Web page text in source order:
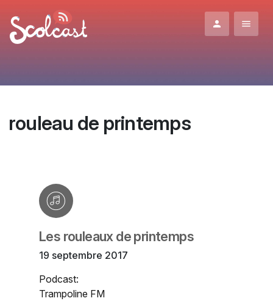
rouleau de printemps
Les rouleaux de printemps
19 septembre 2017
Podcast:
Trampoline FM